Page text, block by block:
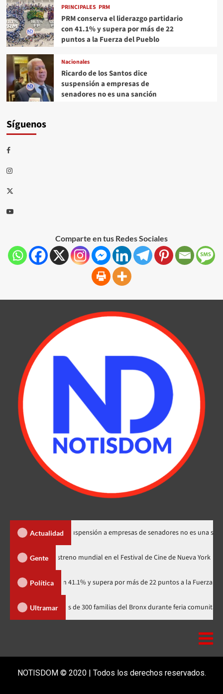
PRINCIPALES PRM
PRM conserva el liderazgo partidario
con 41.1% y supera por más de 22
puntos a la Fuerza del Pueblo
Nacionales
Ricardo de los Santos dice
suspensión a empresas de
senadores no es una sanción
Síguenos
Comparte en tus Redes Sociales
Actualidad
Santos dice suspensión a empresas de senadores no es una sanción
Gente
Minus Zero» tendrá su estreno mundial en el Festival de Cine de
Política
con 41.1% y supera por más de 22 puntos a la Fuerza del Pueblo
Ultramar
Tapia acerca recursos a más de 300 familias del Bronx durante
NOTISDOM © 2020 | Todos los derechos reservados.